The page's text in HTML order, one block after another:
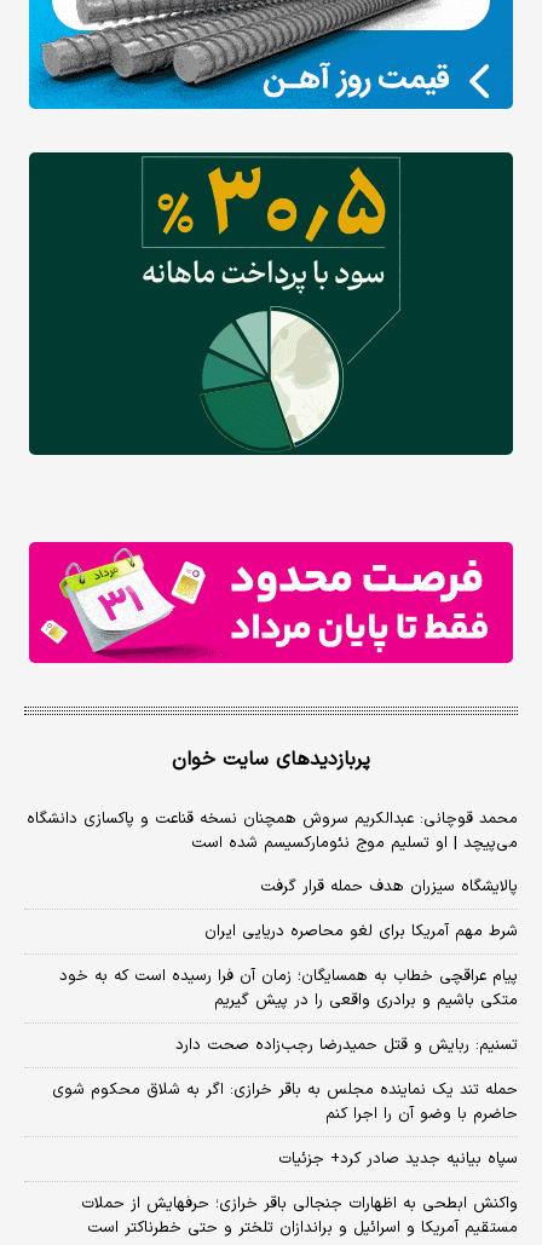
پربازدیدهای سایت خوان
محمد قوچانی: عبدالکریم سروش همچنان نسخه قناعت و پاکسازی دانشگاه
می‌پیچد | او تسلیم موج نئومارکسیسم شده است
پالایشگاه سیزران هدف حمله قرار گرفت
شرط مهم آمریکا برای لغو محاصره دریایی ایران
پیام عراقچی خطاب به همسایگان؛ زمان آن فرا رسیده است که به خود
متکی باشیم و برادری واقعی را در پیش گیریم
تسنیم: ربایش و قتل حمیدرضا رجب‌زاده صحت دارد
حمله تند یک نماینده مجلس به باقر خرازی: اگر به شلاق محکوم شوی
حاضرم با وضو آن را اجرا کنم
سپاه بیانیه جدید صادر کرد+ جزئیات
واکنش ابطحی به اظهارات جنجالی باقر خرازی؛ حرفهایش از حملات
مستقیم آمریکا و اسرائیل و براندازان تلختر و حتی خطرناکتر است